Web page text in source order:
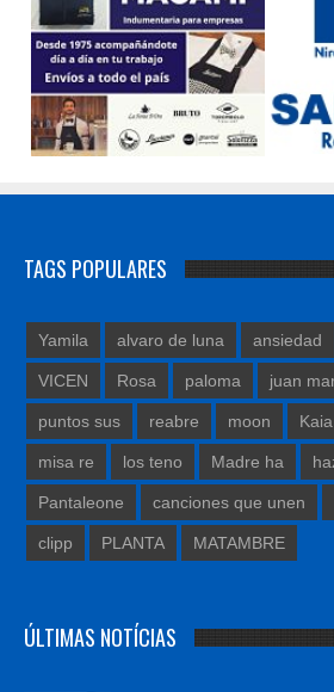
TAGS POPULARES
Yamila alvaro de luna ansiedad
VICEN Rosa paloma juan
puntos sus reabre moon Kaia
misa re los teno Madre ha
Pantaleone canciones que unen
clipp PLANTA MATAMBRE
ÚLTIMAS NOTÍCIAS